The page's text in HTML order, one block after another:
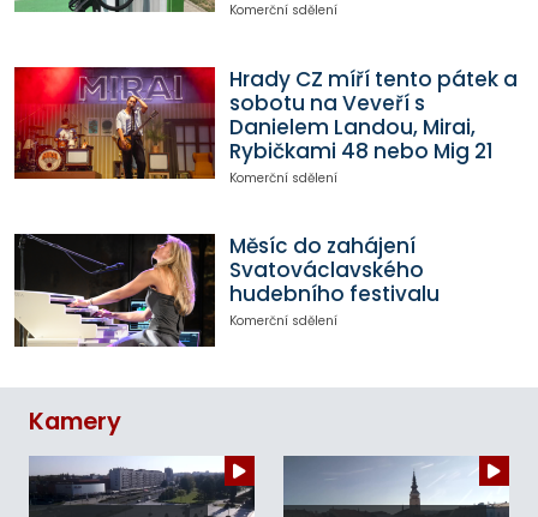
Komerční sdělení
Hrady CZ míří tento pátek a
sobotu na Veveří s
Danielem Landou, Mirai,
Rybičkami 48 nebo Mig 21
Komerční sdělení
Měsíc do zahájení
Svatováclavského
hudebního festivalu
Komerční sdělení
Kamery